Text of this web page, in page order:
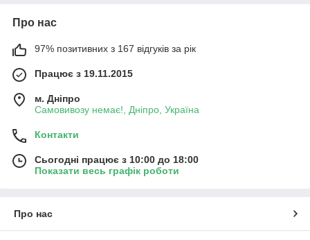
Про нас
97% позитивних з 167 відгуків за рік
Працює з 19.11.2015
м. Дніпро
Самовивозу немає!, Дніпро, Україна
Контакти
Сьогодні працює з 10:00 до 18:00
Показати весь графік роботи
Про нас